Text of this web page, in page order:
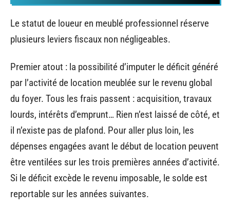
Le statut de loueur en meublé professionnel réserve
plusieurs leviers fiscaux non négligeables.
Premier atout : la possibilité d’imputer le déficit généré
par l’activité de location meublée sur le revenu global
du foyer. Tous les frais passent : acquisition, travaux
lourds, intérêts d’emprunt… Rien n’est laissé de côté, et
il n’existe pas de plafond. Pour aller plus loin, les
dépenses engagées avant le début de location peuvent
être ventilées sur les trois premières années d’activité.
Si le déficit excède le revenu imposable, le solde est
reportable sur les années suivantes.